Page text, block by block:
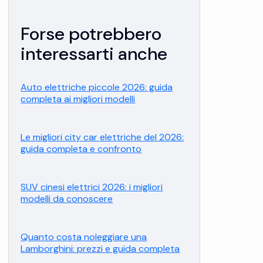
Forse potrebbero
interessarti anche
Auto elettriche piccole 2026: guida
completa ai migliori modelli
Le migliori city car elettriche del 2026:
guida completa e confronto
SUV cinesi elettrici 2026: i migliori
modelli da conoscere
Quanto costa noleggiare una
Lamborghini: prezzi e guida completa